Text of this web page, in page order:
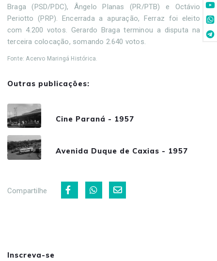
Braga (PSD/PDC), Ângelo Planas (PR/PTB) e Octávio
Periotto (PRP). Encerrada a apuração, Ferraz foi eleito
com 4.200 votos. Gerardo Braga terminou a disputa na
terceira colocação, somando 2.640 votos.
Fonte: Acervo Maringá Histórica.
Outras publicações:
Cine Paraná - 1957
Avenida Duque de Caxias - 1957
Compartilhe
Inscreva-se